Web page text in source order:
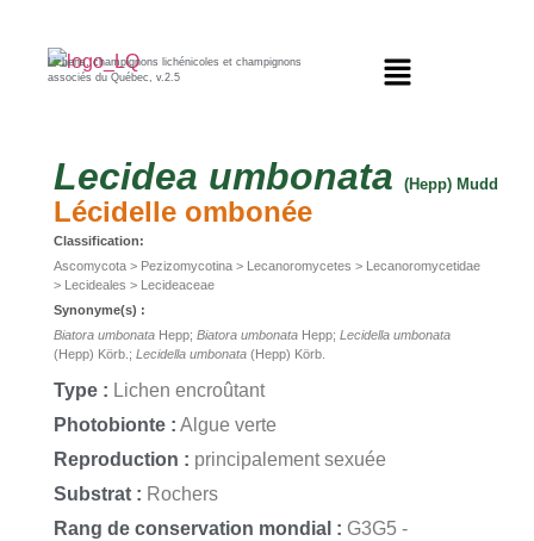
Lichens, champignons lichénicoles et champignons
associés du Québec, v.2.5
Lecidea umbonata (Hepp) Mudd
Lécidelle ombonée
Classification:
Ascomycota > Pezizomycotina > Lecanoromycetes > Lecanoromycetidae
> Lecideales > Lecideaceae
Synonyme(s) :
Biatora umbonata Hepp; Biatora umbonata Hepp; Lecidella umbonata
(Hepp) Körb.; Lecidella umbonata (Hepp) Körb.
Type : Lichen encroûtant
Photobionte : Algue verte
Reproduction : principalement sexuée
Substrat : Rochers
Rang de conservation mondial : G3G5 -